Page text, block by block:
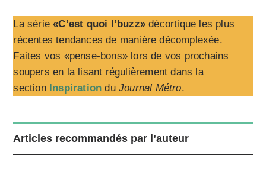
La série«C’est quoi l’buzz» décortique les plus
récentes tendances de manière décomplexée.
Faites vos «pense-bons» lors de vos prochains
soupers en la lisant régulièrement dans la
section Inspiration duJournal Métro.
Articles recommandés par l’auteur